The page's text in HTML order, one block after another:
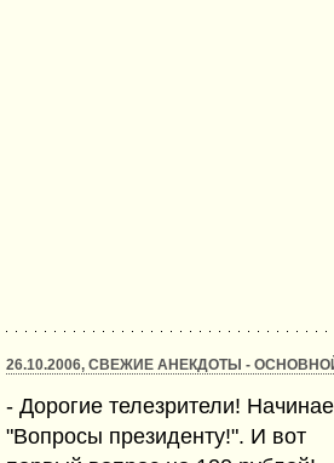
26.10.2006, СВЕЖИЕ АНЕКДОТЫ -
- Дорогие телезрители!
"Вопросы президенту!". И вот